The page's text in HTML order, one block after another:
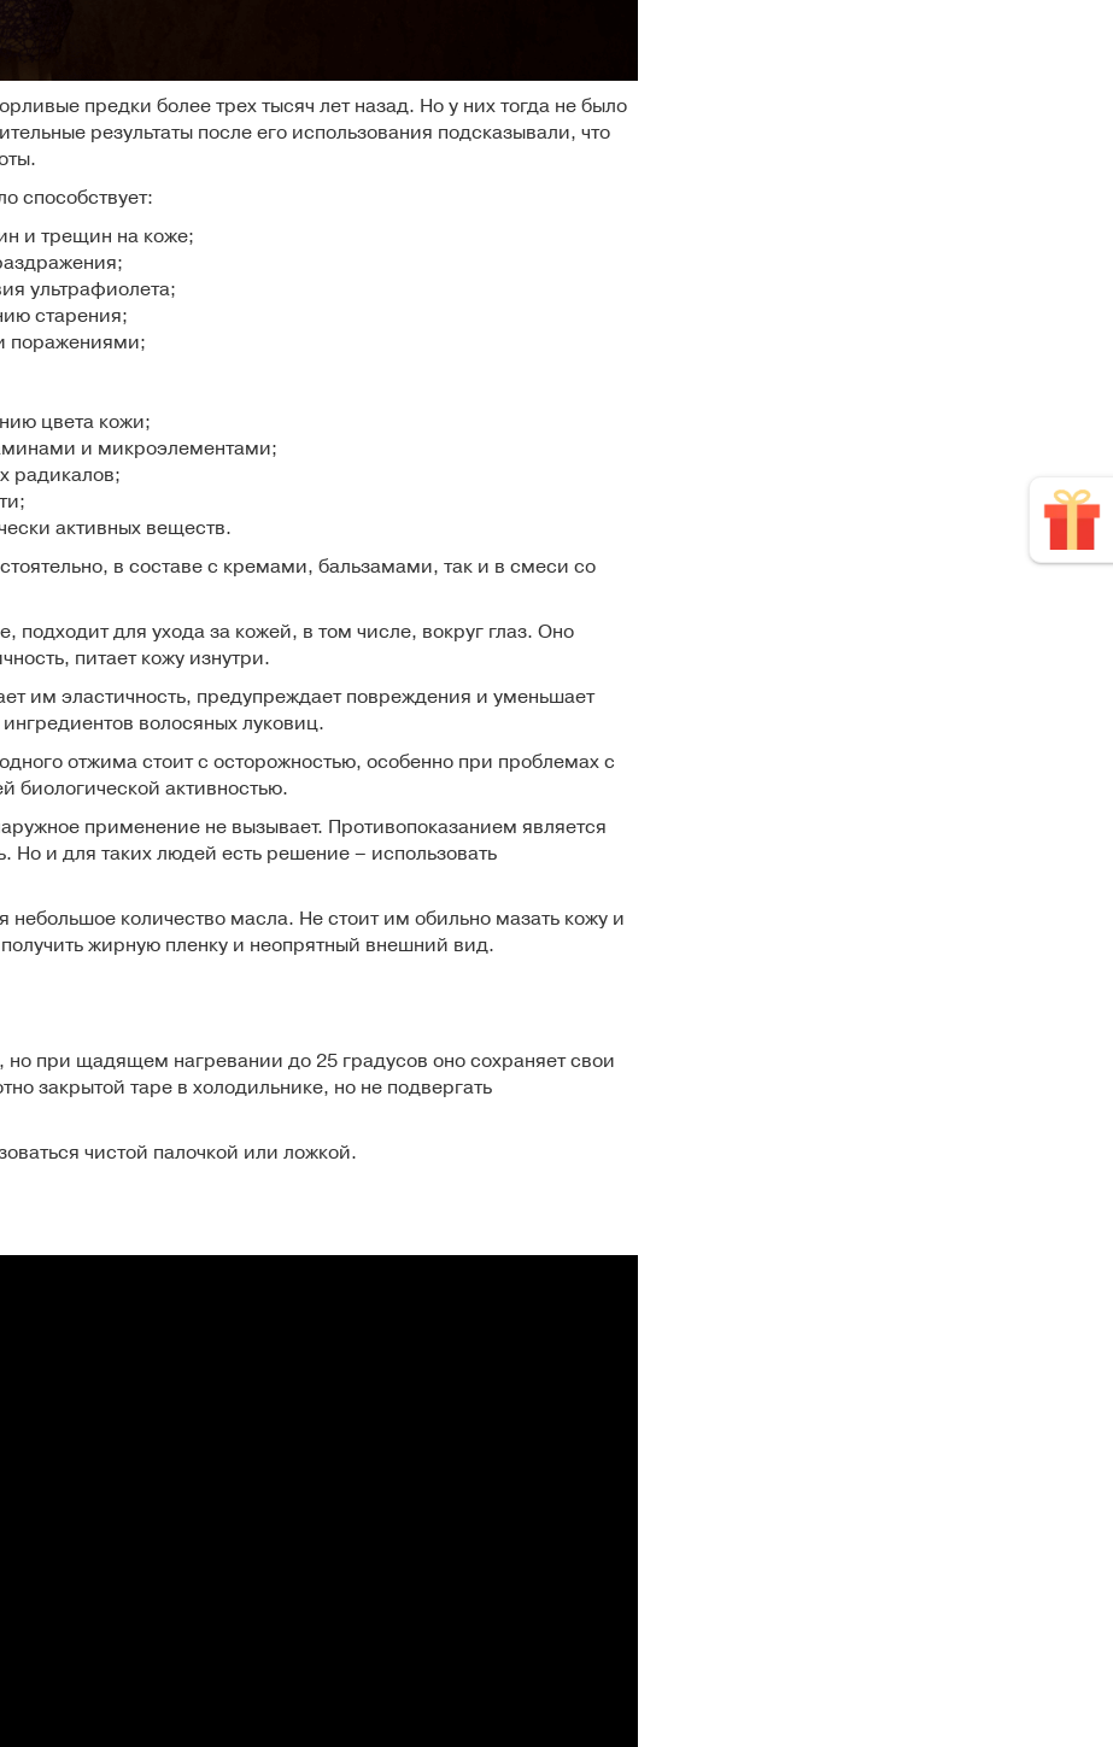
предки более трех тысяч лет назад. Но у них тогда не было
результаты после его использования подсказывали, что
способствует:
и трещин на коже;
ультрафиолета;
старения;
поражениями;
цвета кожи;
и микроэлементами;
радикалов;
активных веществ.
в составе с кремами, бальзамами, так и в смеси со
подходит для ухода за кожей, в том числе, вокруг глаз. Оно
питает кожу изнутри.
им эластичность, предупреждает повреждения и уменьшает
волосяных луковиц.
отжима стоит с осторожностью, особенно при проблемах с
биологической активностью.
применение не вызывает. Противопоказанием является
Но и для таких людей есть решение – использовать
количество масла. Не стоит им обильно мазать кожу и
жирную пленку и неопрятный внешний вид.
но при щадящем нагревании до 25 градусов оно сохраняет свои
закрытой таре в холодильнике, но не подвергать
чистой палочкой или ложкой.